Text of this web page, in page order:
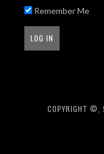
Remember Me
COPYRIGHT ©,